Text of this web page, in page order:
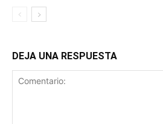
DEJA UNA RESPUESTA